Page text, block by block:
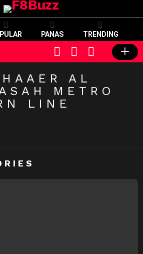
PANAS TRENDING
SWITCH
SKIN
CART LOGIN
AL
METRO
LINE